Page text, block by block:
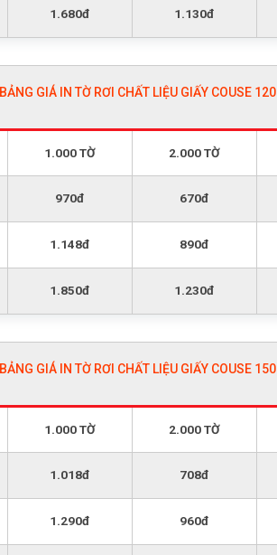
1.680đ 1.130đ
BẢNG GIÁ IN TỜ RƠI CHẤT LIỆU GIẤY COUSE 120
1.000 TỜ 2.000 TỜ
970đ 670đ
1.148đ 890đ
1.850đ 1.230đ
BẢNG GIÁ IN TỜ RƠI CHẤT LIỆU GIẤY COUSE 150
1.000 TỜ 2.000 TỜ
1.018đ 708đ
1.290đ 960đ